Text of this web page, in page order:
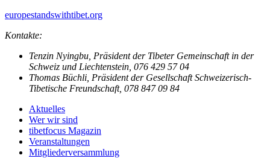
europestandswithtibet.org
Kontakte:
Tenzin Nyingbu, Präsident der Tibeter Gemeinschaft in der
Schweiz und Liechtenstein, 076 429 57 04
Thomas Büchli, Präsident der Gesellschaft Schweizerisch-
Tibetische Freundschaft, 078 847 09 84
Aktuelles
Wer wir sind
tibetfocus Magazin
Veranstaltungen
Mitgliederversammlung